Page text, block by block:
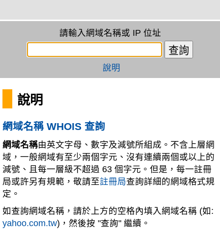
請輸入網域名稱或 IP 位址
說明
說明
網域名稱 WHOIS 查詢
網域名稱由英文字母、數字及減號所組成。不含上層網
域，一般網域有至少兩個字元、沒有連續兩個或以上的
減號、且每一層級不超過 63 個字元。但是，每一註冊
局或許另有規範，敬請至註冊局查詢詳細的網域格式規
定。
如查詢網域名稱，請於上方的空格內填入網域名稱 (如:
yahoo.com.tw)，然後按 "查詢" 繼續。